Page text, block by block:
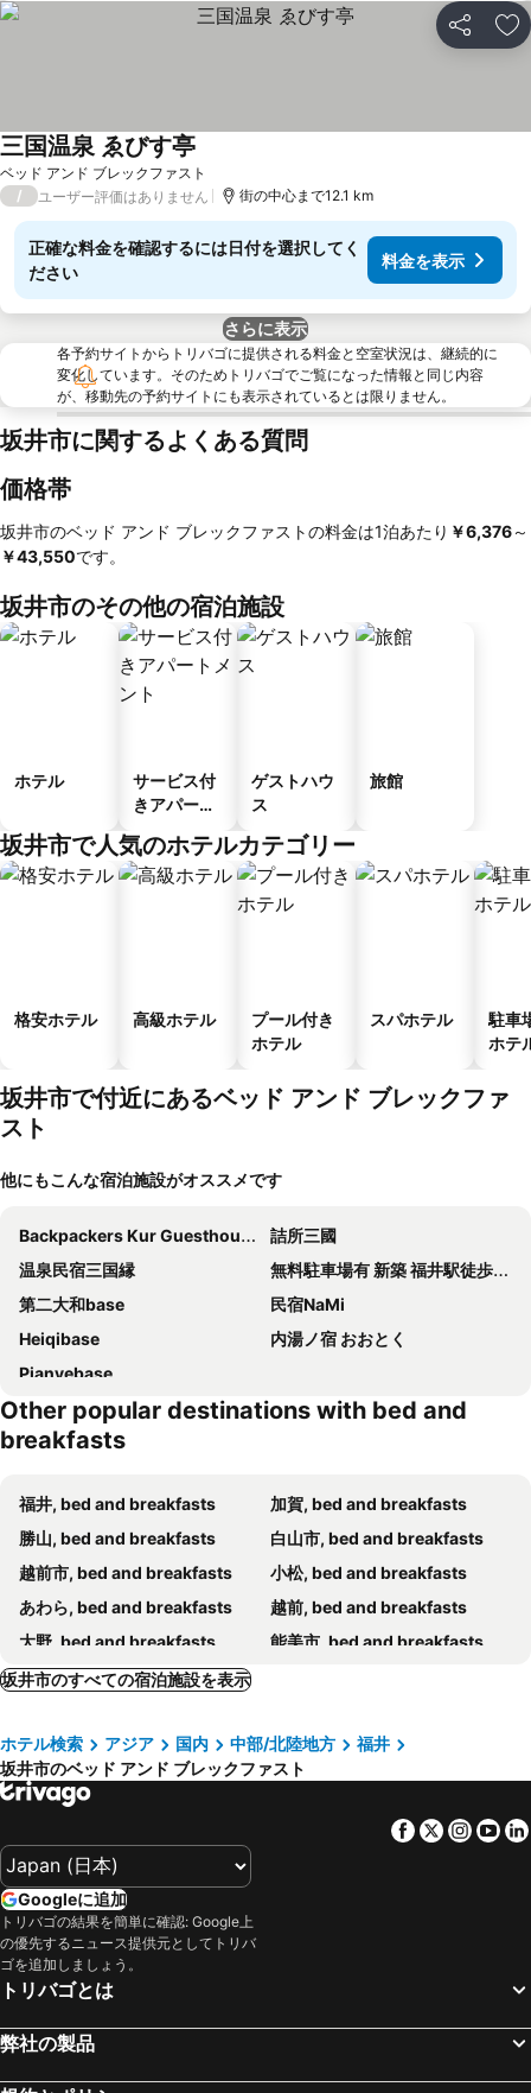
シェア お
ベッド アンド ブレックファスト
三国温泉 ゑびす亭
/ ユーザー評価はありません 街の中心まで12.1 km
正確な料金を確認するには日付を選択してく
ださい
料金を表示
さらに表示
各予約サイトからトリバゴに提供される料金と空室状況は、継続的に
変化しています。そのためトリバゴでご覧になった情報と同じ内容
が、移動先の予約サイトにも表示されているとは限りません。
坂井市に関するよくある質問
価格帯
坂井市のベッド アンド ブレックファストの料金は1泊あたり ‎￥6,376～
￥43,550です。
坂井市のその他の宿泊施設
ホテル
サービス付
きアパート
ゲストハウ
ス
旅館
坂井市で人気のホテルカテゴリー
格安ホテル 高級ホテル
プール付き
ホテル
スパホテル
駐車
ホテ
坂井市で付近にあるベッド アンド ブレックファ
スト
他にもこんな宿泊施設がオススメです
Backpackers Kur Guesthouse Asahirou Lurentangzhikeyadoruzhaorilou
詰所三國
温泉民宿三国縁
無料駐車場有 新築 福井駅徒歩20分 民泊 eclat エクラ 松本 Ｂ号室
第二大和base
民宿NaMi
Heiqibase
内湯ノ宿 おおとく
Pianyebase
Other popular destinations with bed and
breakfasts
福井, bed and breakfasts
加賀, bed and breakfasts
勝山, bed and breakfasts
白山市, bed and breakfasts
越前市, bed and breakfasts
小松, bed and breakfasts
あわら, bed and breakfasts
越前, bed and breakfasts
大野, bed and breakfasts
能美市, bed and breakfasts
坂井市のすべての宿泊施設を表示
ホテル検索 アジア 国内 中部/北陸地方
福井
坂井市のベッド アンド ブレックファスト
Facebook
Twitter
Googleに追加
トリバゴの結果を簡単に確認: Google上
の優先するニュース提供元としてトリバ
ゴを追加しましょう。
トリバゴとは
弊社の製品